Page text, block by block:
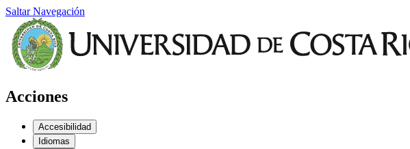
Saltar Navegación
Acciones
Accesibilidad
Idiomas